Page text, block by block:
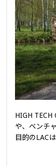
HIGH TECH
や、ベンチ
目的のLAC